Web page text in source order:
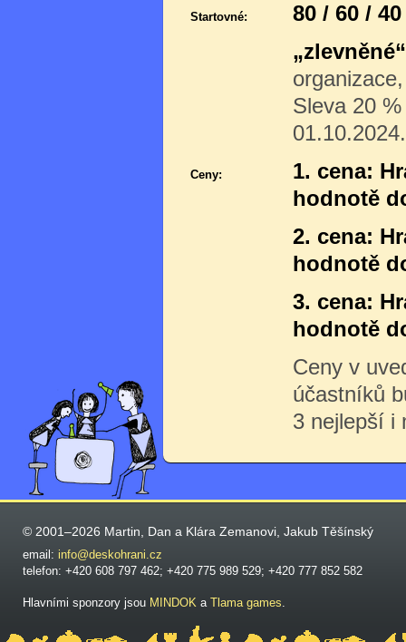
Startovné:
80 / 60 /
„zlevněné“
Sleva 20
01.10.2024.
Ceny:
1. cena:
hodnotě
2. cena:
hodnotě
3. cena:
hodnotě
Ceny v
účastníků
3 nejlepší i
© 2001–2026 Martin, Dan a Klára Zemanovi, Jakub Těšínský
email: info@deskohrani.cz
telefon: +420 608 797 462; +420 775 989 529; +420 777 852 582
Hlavními sponzory jsou MINDOK a Tlama games.